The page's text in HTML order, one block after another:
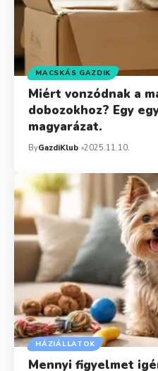
MACSKÁS GAZDIK
Miért vonzódnak a
dobozokhoz? Egy
magyarázat.
ByGazdiKlub 2025.11.10.
HÁZIÁLLATOK
Mennyi figyelmet